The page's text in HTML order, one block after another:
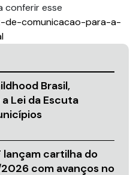
conferir esse
de-comunicacao-para-a-
Brasil,
Lei da Escuta
lançam cartilha do
com avanços no